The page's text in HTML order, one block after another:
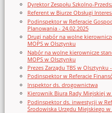
Dyrektor Zespołu Szkolno-
Referent w Biurze Obsługi
Podinspektor w Referacie
Planowania - 24.02.2025
Drugi nabór na wolne
MOPS w Olsztynku
Nabór na wolne kierownicze
MOPS w Olsztynku
Prezes Zarządu TBS w Olsztynku
Podinspektor w Referacie
Inspektor ds. drogownictwa
Kierownik Biura Rady Miejskiej
Podinspektor ds. inwestycji w
Środowiska Urzędu Miejskiego w